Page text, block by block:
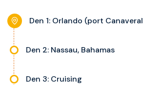
noční stolky, trezor a balkon s
výhledem, velikost kajuty a balkonu
Den 1: Orlando (port
Den 2: Nassau, Bahamas
Den 3: Cruising